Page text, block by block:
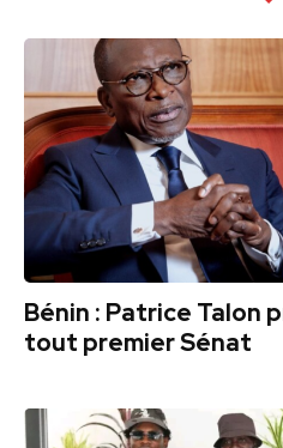
Bénin : Patrice Talon
tout premier Sénat